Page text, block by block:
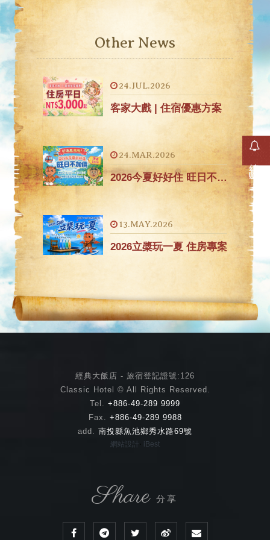
Other News
24.JUL.2026
客家大戲 | 住宿優惠方案
24.MAR.2026
2026今夏好好住 旺日不加價省500元
13.MAY.2026
2026立槳玩一夏 住房專案
經典大飯店 - 旅宿登記證號:126
Classic Hotel © All Rights Reserved.
Tel. +886-49-289 9999
Fax. +886-49-289 9988
add. 南投縣魚池鄉秀水路69號
網站設計 ‧ iBest
Share 分享